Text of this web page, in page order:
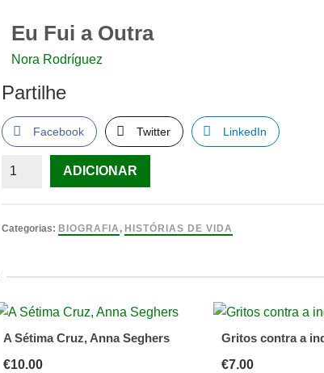
Eu Fui a Outra
Nora Rodríguez
Partilhe
Facebook Twitter LinkedIn
Quantidade
Fui
Rodríguez
ADICIONAR
Categorias: BIOGRAFIA , HISTÓRIAS DE VIDA
A Sétima Cruz, Anna Seghers
€10.00
Gritos contra a
€7.00